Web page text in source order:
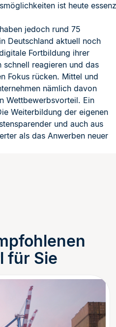
ist heute
jedoch rund 75
Deutschland aktuell noch
Fortbildung ihrer
reagieren und das
Fokus rücken. Mittel und
nämlich davon
Wettbewerbsvorteil. Ein
Weiterbildung der eigenen
und auch aus
als das Anwerben neuer
für Sie